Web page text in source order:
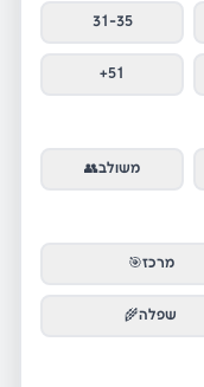
31-35
51+
משולב👥
מרכז🎯
שפלה🌾